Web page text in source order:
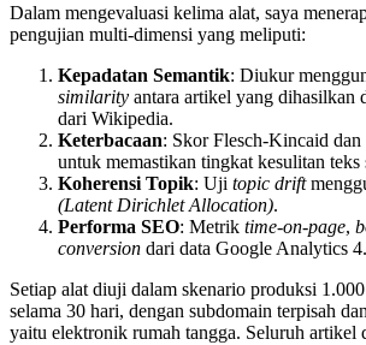
Dalam mengevaluasi kelima alat, saya
pengujian multi-dimensi yang meliputi:
Kepadatan Semantik: Diukur
similarity antara artikel yang dihasilkan
dari Wikipedia.
Keterbacaan: Skor Flesch-Kincaid dan
untuk memastikan tingkat kesulitan teks
Koherensi Topik: Uji topic drift
(Latent Dirichlet Allocation).
Performa SEO: Metrik time-on-page,
conversion dari data Google Analytics 4.
Setiap alat diuji dalam skenario produksi
selama 30 hari, dengan subdomain terpisah
yaitu elektronik rumah tangga. Seluruh artikel